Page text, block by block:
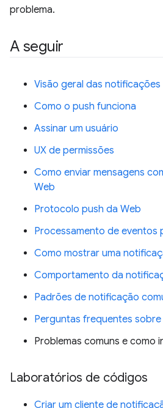
problema.
A seguir
Visão geral das notificações
Como o push funciona
Assinar um usuário
UX de permissões
Como enviar mensagens
Web
Protocolo push da Web
Processamento de eventos
Como mostrar uma
Comportamento da
Padrões de notificação
Perguntas frequentes
Problemas comuns e como
Laboratórios de códigos
Criar um cliente de